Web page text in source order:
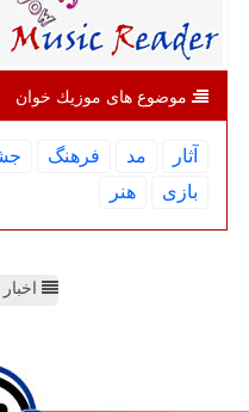
موضوع های موزیك خوان
آثار مد فرهنگ
بازی
هنر